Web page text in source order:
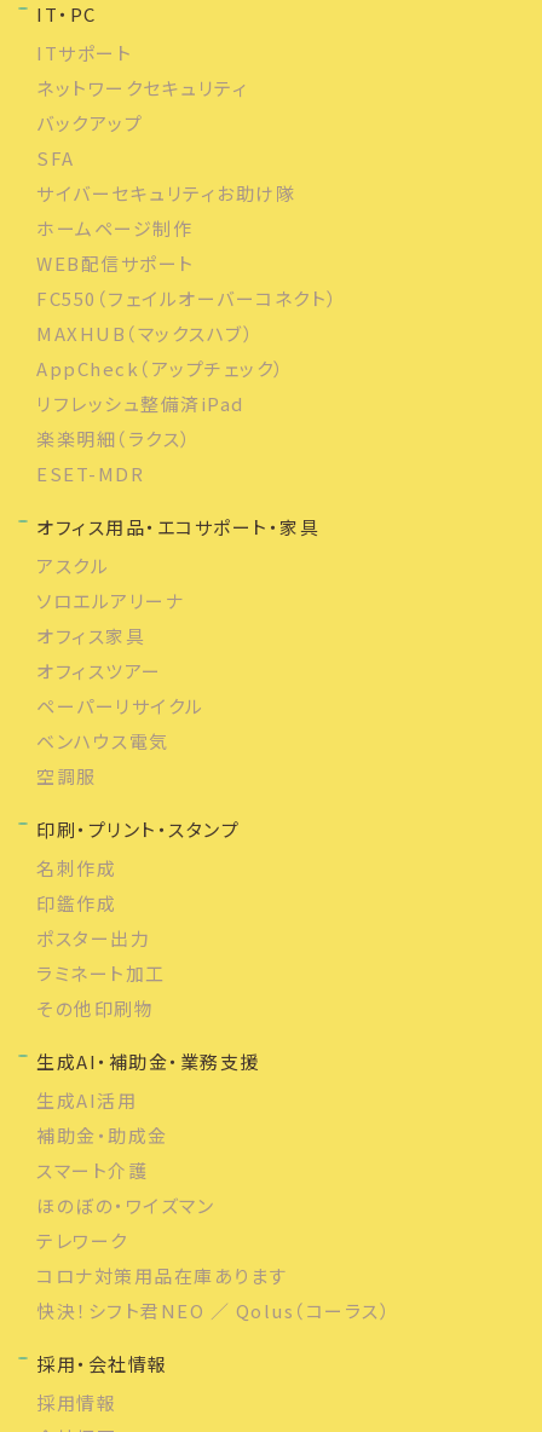
IT・PC
ITサポート
ネットワークセキュリティ
バックアップ
SFA
サイバーセキュリティお助け隊
ホームページ制作
WEB配信サポート
FC550（フェイルオーバーコネクト）
MAXHUB（マックスハブ）
AppCheck（アップチェック）
リフレッシュ整備済iPad
楽楽明細（ラクス）
ESET-MDR
オフィス用品・エコサポート・家具
アスクル
ソロエルアリーナ
オフィス家具
オフィスツアー
ペーパーリサイクル
ベンハウス電気
空調服
印刷・プリント・スタンプ
名刺作成
印鑑作成
ポスター出力
ラミネート加工
その他印刷物
生成AI・補助金・業務支援
生成AI活用
補助金・助成金
スマート介護
ほのぼの・ワイズマン
テレワーク
コロナ対策用品在庫あります
快決！シフト君NEO ／ Qolus（コーラス）
採用・会社情報
採用情報